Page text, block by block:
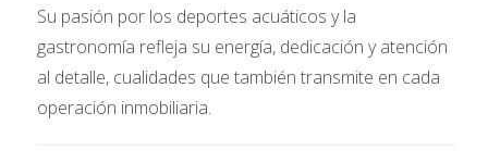
locales: Asociarte con un inversionista local
puede facilitar el acceso al financiamiento y
brindarte conocimiento del mercado local.
Financiamiento a través de familiares o
Su pasión por los deportes acuáticos y la
gastronomía refleja su energía, dedicación y atención
al detalle, cualidades que también transmite en cada
operación inmobiliaria.